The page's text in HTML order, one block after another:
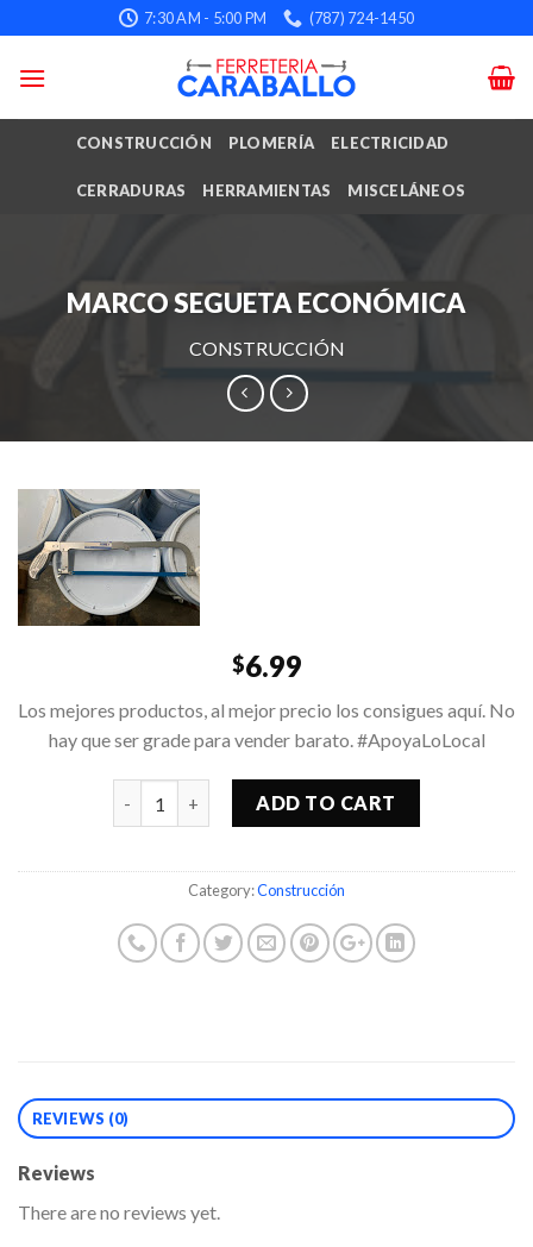
to
content
7:30 AM - 5:00 PM (787) 724-1450
CONSTRUCCIÓN PLOMERÍA ELECTRICIDAD
CERRADURAS HERRAMIENTAS MISCELÁNEOS
MARCO SEGUETA ECONÓMICA
CONSTRUCCIÓN
$6.99
Los mejores productos, al mejor precio los consigues aquí. No
hay que ser grade para vender barato. #ApoyaLoLocal
ADD TO CART
Category:Construcción
REVIEWS (0)
Reviews
There are no reviews yet.